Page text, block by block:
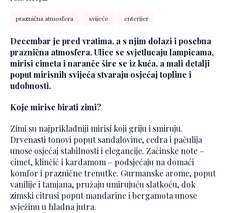
praznična atmosfera svijeće enterijer
Decembar je pred vratima, a s njim dolazi i posebna
praznična atmosfera. Ulice se svjetlucaju lampicama,
mirisi cimeta i naranče šire se iz kuća, a mali detalji
poput mirisnih svijeća stvaraju osjećaj topline i
udobnosti.
Koje mirise birati zimi?
Zimi su najprikladniji mirisi koji griju i smiruju.
Drvenasti tonovi poput sandalovine, cedra i pačulija
unose osjećaj stabilnosti i elegancije. Začinske note –
cimet, klinčić i kardamom – podsjećaju na domaći
komfor i praznične trenutke. Gurmanske arome, poput
vanilije i tamjana, pružaju umirujuću slatkoću, dok
zimski citrusi poput mandarine i bergamota unose
svježinu u hladna jutra.